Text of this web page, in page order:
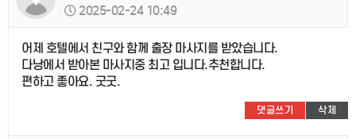
2025-02-24 10:49
어제 호텔에서 친구와 함께 출장 마사지를 받았습니다.
다낭에서 받아본 마사지중 최고 입니다.추천합니다.
편하고 좋아요. 굿굿.
댓글쓰기 삭제